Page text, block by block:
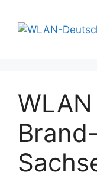
Inhalt
springen